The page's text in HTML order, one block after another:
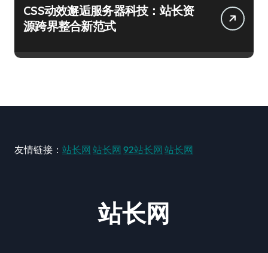
CSS动效邂逅服务器科技：站长资
源跨界整合新范式
友情链接： 站长网 站长网 92站长网 站长网
站长网